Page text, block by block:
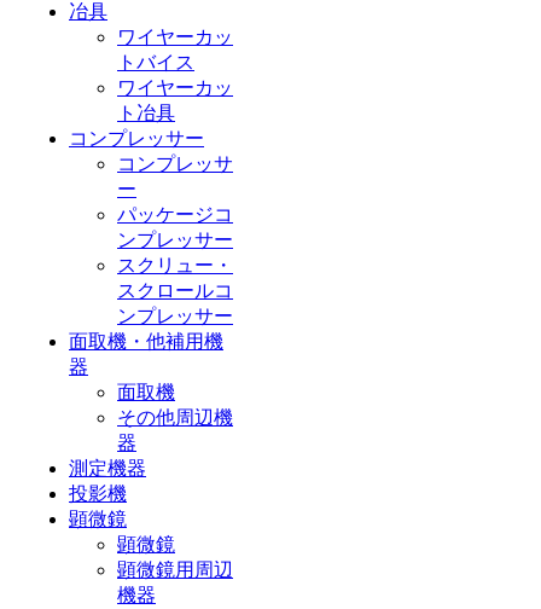
冶具
ワイヤーカッ
トバイス
ワイヤーカッ
ト冶具
コンプレッサー
コンプレッサ
ー
パッケージコ
ンプレッサー
スクリュー・
スクロールコ
ンプレッサー
面取機・他補用機
器
面取機
その他周辺機
器
測定機器
投影機
顕微鏡
顕微鏡
顕微鏡用周辺
機器